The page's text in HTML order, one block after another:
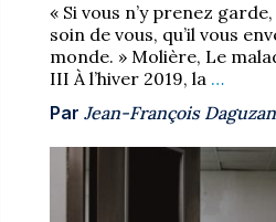
« Si vous n’y prenez
soin de vous, qu’il vous
monde. » Molière, Le
III À l’hiver 2019, la …
Par Jean-François Daguzan